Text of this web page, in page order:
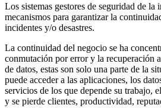
Los sistemas gestores de seguridad de la
mecanismos para garantizar la
incidentes y/o desastres.
La continuidad del negocio se ha
conmutación por error y la recuperación
de datos, estas son solo una parte de la
puede acceder a las aplicaciones, los
servicios de los que depende su trabajo,
y se pierde clientes, productividad,